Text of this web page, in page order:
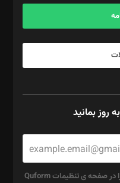
روز بمانید
برای استفاده از ریکپچا بایستی کلید API را در صفحه ی تنظیمات Quform